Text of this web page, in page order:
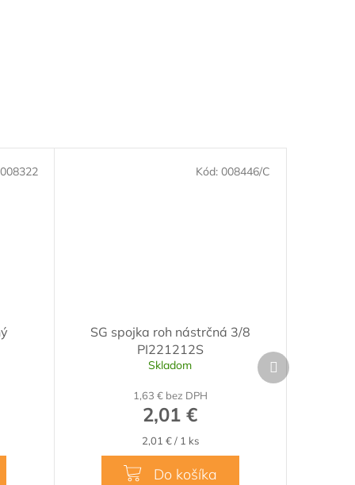
008322
SG spojka roh nástrčná 3/8
PI221212S
Skladom
1,63 € bez DPH
2,01 €
Jednotková
cena:
2,01 € / 1 ks
Do košíka
Kód: 008446/C
Ďalší
produkt